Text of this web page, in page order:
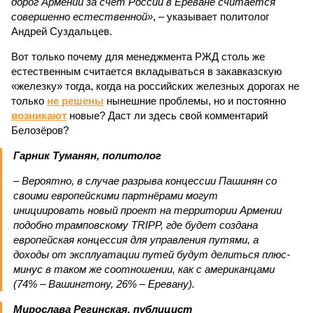
совершенно естественной», – указывает политолог
Андрей Суздальцев.
Вот только почему для менеджмента РЖД столь же
естественным считается вкладываться в закавказскую
«железку» тогда, когда на российских железных дорогах не
только не решены нынешние проблемы, но и постоянно
возникают новые? Даст ли здесь свой комментарий
Белозёров?
Гарник Туманян, политолог
– Вероятно, в случае разрыва концессии Пашинян со
своими европейскими партнёрами могут
инициировать новый проект на территории Армении
подобно трамповскому TRIPP, где будет создана
европейская концессия для управления путями, а
доходы от эксплуатации путей будут делиться плюс-
минус в таком же соотношении, как с американцами
(74% – Вашингтону, 26% – Еревану).
Мирослава Регинская, публицист